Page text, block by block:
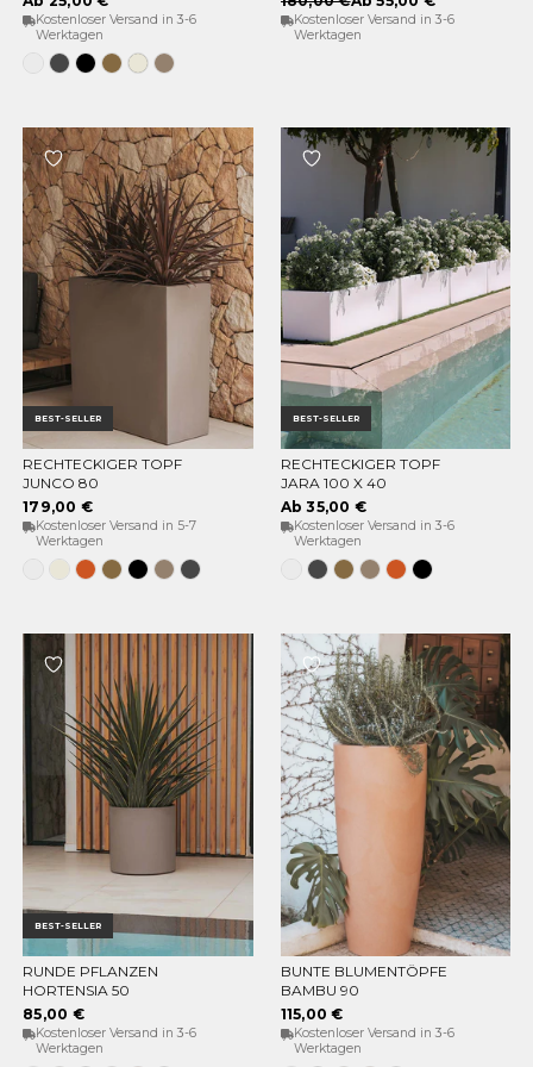
Kostenloser Versand in 3-6
Werktagen
WeissAnthrazit
Schwarz
Bronze
Opak-
Beige
Taupe
Kostenloser Versand in 3-6
Werktagen
BEST-SELLER
OPTIONEN WÄHLEN
RECHTECKIGER TOPF
JUNCO 80
179,00 €
Kostenloser Versand in 5-7
Werktagen
WeissOpak-
Beige
Terrakotta
BronzeSchwarz
TaupeAnthrazit
BEST-SELLER
OPTIONEN WÄHLEN
RECHTECKIGER TOPF
JARA 100 X 40
Ab 35,00 €
Kostenloser Versand in 3-6
Werktagen
WeissAnthrazit
BronzeTaupeTerrakotta
Schwarz
BEST-SELLER
OPTIONEN WÄHLEN
RUNDE PFLANZEN
HORTENSIA 50
85,00 €
Kostenloser Versand in 3-6
Werktagen
OPTIONEN WÄHLEN
BUNTE BLUMENTÖPFE
BAMBU 90
115,00 €
Kostenloser Versand in 3-6
Werktagen